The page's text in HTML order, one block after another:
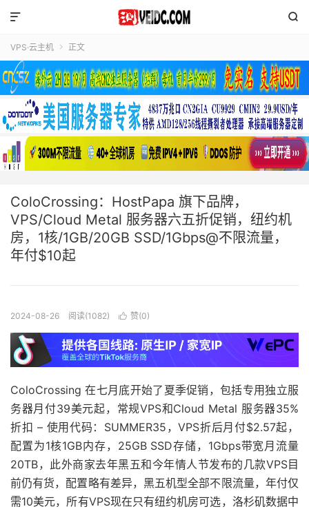


VPS·云主机  正文
ColoCrossing：HostPapa 旗下品牌，
VPS/Cloud Metal 服务器六五折促销，纽约机
房，1核/1GB/20GB SSD/1Gbps@不限流量，
年付$10起
2024-08-26 阅读(1082)  赞(0)
ColoCrossing 在七月底开始了夏季促销，包括专用独立服
务器月付39美元起，常规VPS和Cloud Metal 服务器35%
折扣 – 使用代码：SUMMER35，VPS折后月付$2.57起，
配置为1核1GB内存，25GB SSD存储，1Gbps带宽月流量
20TB，此外商家去年黑五和今年情人节发布的几款VPS目
前仍有货，配置略有差异，黑五机型全部不限流量，年付仅
需10美元，所有VPS现在只有纽约机房可选，洛杉矶数据中